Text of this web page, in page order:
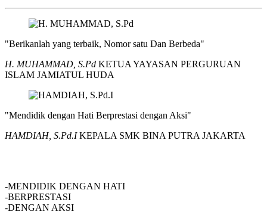
"Berikanlah yang terbaik, Nomor satu Dan Berbeda"
H. MUHAMMAD, S.Pd KETUA YAYASAN PERGURUAN
ISLAM JAMIATUL HUDA
"Mendidik dengan Hati Berprestasi dengan Aksi"
HAMDIAH, S.Pd.IKEPALA SMK BINA PUTRA JAKARTA
-MENDIDIK DENGAN HATI
-BERPRESTASI
-DENGAN AKSI